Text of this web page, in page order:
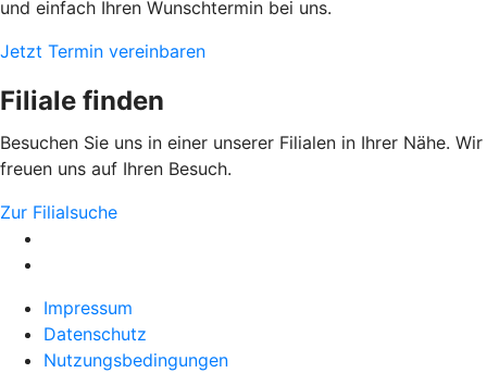
und einfach Ihren Wunschtermin bei uns.
Jetzt Termin vereinbaren
Filiale finden
Besuchen Sie uns in einer unserer Filialen in Ihrer Nähe. Wir
freuen uns auf Ihren Besuch.
Zur Filialsuche
Impressum
Datenschutz
Nutzungsbedingungen